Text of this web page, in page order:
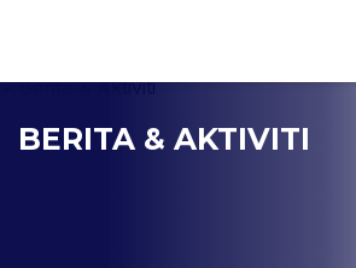
BERITA & AKTIVITI